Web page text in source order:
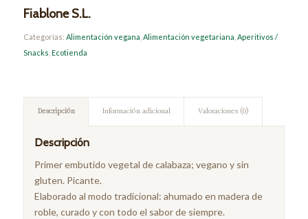
Fiablone S.L.
Categorías: Alimentación vegana Alimentación vegetariana Aperitivos /
Snacks Ecotienda
Descripción Información adicional Valoraciones (0)
Descripción
Primer embutido vegetal de calabaza; vegano y sin
gluten. Picante.
Elaborado al modo tradicional: ahumado en madera de
roble, curado y con todo el sabor de siempre.